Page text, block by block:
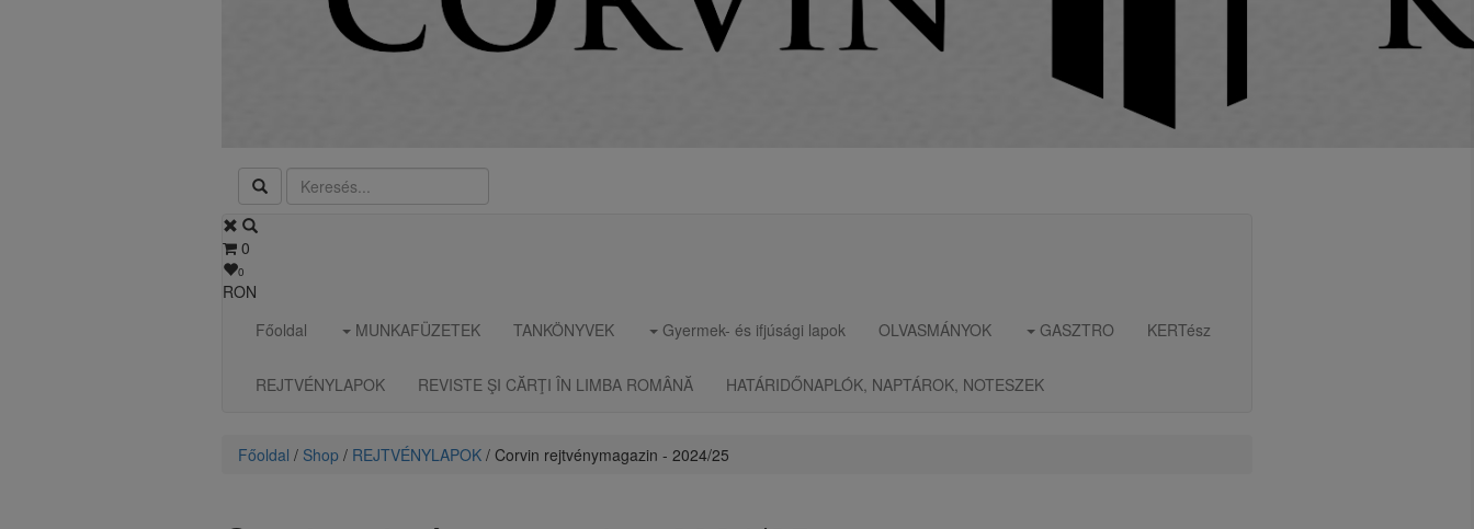
0
0
RON
Főoldal
MUNKAFÜZETEK TANKÖNYVEK Gyermek- és ifjúsági lapok OLVASMÁNYOK GASZTRO KERTész
REJTVÉNYLAPOK REVISTE ŞI CĂRŢI ÎN LIMBA ROMÂNĂ HATÁRIDŐNAPLÓK, NAPTÁROK, NOTESZEK
Főoldal / Shop / REJTVÉNYLAPOK / Corvin rejtvénymagazin - 2024/25